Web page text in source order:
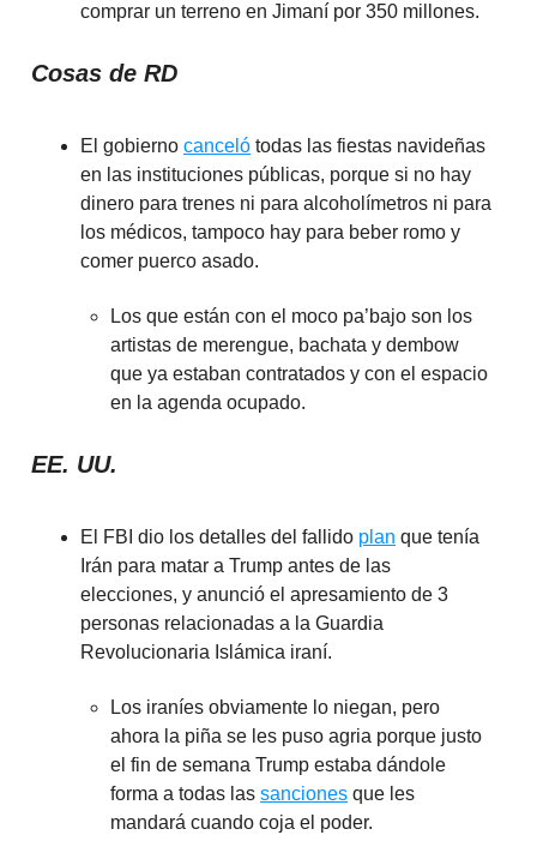
comprar un terreno en Jimaní por 350 millones.
Cosas de RD
El gobierno canceló todas las fiestas navideñas
en las instituciones públicas, porque si no hay
dinero para trenes ni para alcoholímetros ni para
los médicos, tampoco hay para beber romo y
comer puerco asado.
Los que están con el moco pa’bajo son los
artistas de merengue, bachata y dembow
que ya estaban contratados y con el espacio
en la agenda ocupado.
EE. UU.
El FBI dio los detalles del fallido plan que tenía
Irán para matar a Trump antes de las
elecciones, y anunció el apresamiento de 3
personas relacionadas a la Guardia
Revolucionaria Islámica iraní.
Los iraníes obviamente lo niegan, pero
ahora la piña se les puso agria porque justo
el fin de semana Trump estaba dándole
forma a todas las sanciones que les
mandará cuando coja el poder.